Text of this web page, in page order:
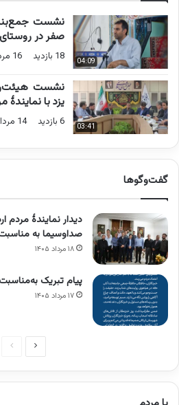
04:09
نشست
صفر در
18 بازدید 16 مرداد 1405
03:41
نشست
یزد با نمایندۀ
6 بازدید 14 مرداد 1405
گفت‌وگوها
دیدار نمایندۀ
صداوسیما به
۱۸ مرداد ۱۴۰۵
پیام تبریک
۱۷ مرداد ۱۴۰۵
صفحه